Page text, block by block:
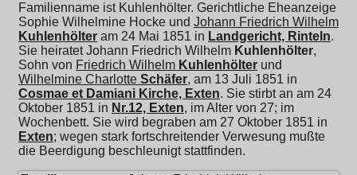
Familienname ist Kuhlenhölter. Gerichtliche Eheanzeige
Sophie Wilhelmine Hocke und Johann Friedrich Wilhelm
Kuhlenhölter am 24 Mai 1851 in Landgericht, Rinteln.
Sie heiratetJohann Friedrich Wilhelm Kuhlenhölter,
Sohn von Friedrich Wilhelm Kuhlenhölter und
Wilhelmine Charlotte Schäfer, am 13 Juli 1851 in
Cosmae et Damiani Kirche, Exten. Sie stirbt an am 24
Oktober 1851 in Nr.12, Exten, im Alter von 27; im
Wochenbett. Sie wird begraben am 27 Oktober 1851 in
Exten; wegen stark fortschreitender Verwesung mußte
die Beerdigung beschleunigt stattfinden.